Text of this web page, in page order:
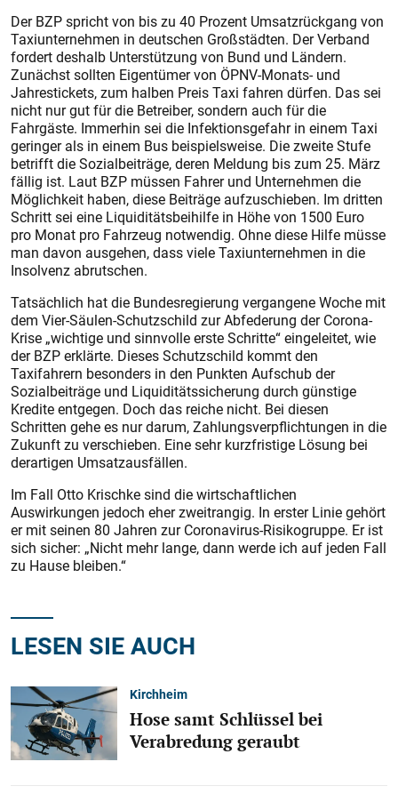
Der BZP spricht von bis zu 40 Prozent Umsatzrückgang von
Taxiunternehmen in deutschen Großstädten. Der Verband
fordert deshalb Unterstützung von Bund und Ländern.
Zunächst sollten Eigentümer von ÖPNV-Monats- und
Jahrestickets, zum halben Preis Taxi fahren dürfen. Das sei
nicht nur gut für die Betreiber, sondern auch für die
Fahrgäste. Immerhin sei die Infektionsgefahr in einem Taxi
geringer als in einem Bus beispielsweise. Die zweite Stufe
betrifft die Sozialbeiträge, deren Meldung bis zum 25. März
fällig ist. Laut BZP müssen Fahrer und Unternehmen die
Möglichkeit haben, diese Beiträge aufzuschieben. Im dritten
Schritt sei eine Liquiditätsbeihilfe in Höhe von 1500 Euro
pro Monat pro Fahrzeug notwendig. Ohne diese Hilfe müsse
man davon ausgehen, dass viele Taxiunternehmen in die
Insolvenz abrutschen.
Tatsächlich hat die Bundesregierung vergangene Woche mit
dem Vier-Säulen-Schutzschild zur Abfederung der Corona-
Krise „wichtige und sinnvolle erste Schritte“ eingeleitet, wie
der BZP erklärte. Dieses Schutzschild kommt den
Taxifahrern besonders in den Punkten Aufschub der
Sozialbeiträge und Liquiditätssicherung durch günstige
Kredite entgegen. Doch das reiche nicht. Bei diesen
Schritten gehe es nur darum, Zahlungsverpflichtungen in die
Zukunft zu verschieben. Eine sehr kurzfristige Lösung bei
derartigen Umsatzausfällen.
Im Fall Otto Krischke sind die wirtschaftlichen
Auswirkungen jedoch eher zweitrangig. In erster Linie gehört
er mit seinen 80 Jahren zur Coronavirus-Risikogruppe. Er ist
sich sicher: „Nicht mehr lange, dann werde ich auf jeden Fall
zu Hause bleiben.“
LESEN SIE AUCH
Kirchheim
Hose samt Schlüssel bei
Verabredung geraubt